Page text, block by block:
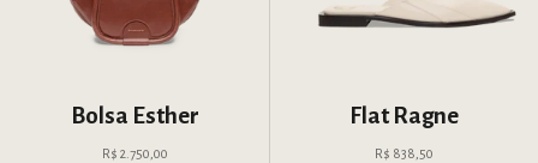
Bolsa Esther
Preço promocional
R$ 2.750,00
Flat Ragne
Preço promocional
R$ 838,50